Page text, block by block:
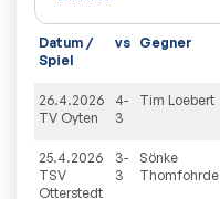
Datum /
Spiel
vs Gegner
26.4.2026
TV Oyten
4-
3
Tim Loebert
25.4.2026
TSV
Otterstedt
3-
3
Sönke
Thomfohrde